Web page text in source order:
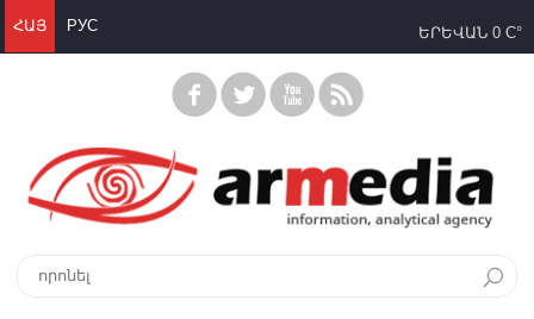
ՀԱՅ РУС ԵՐԵՎԱՆ 0 C°